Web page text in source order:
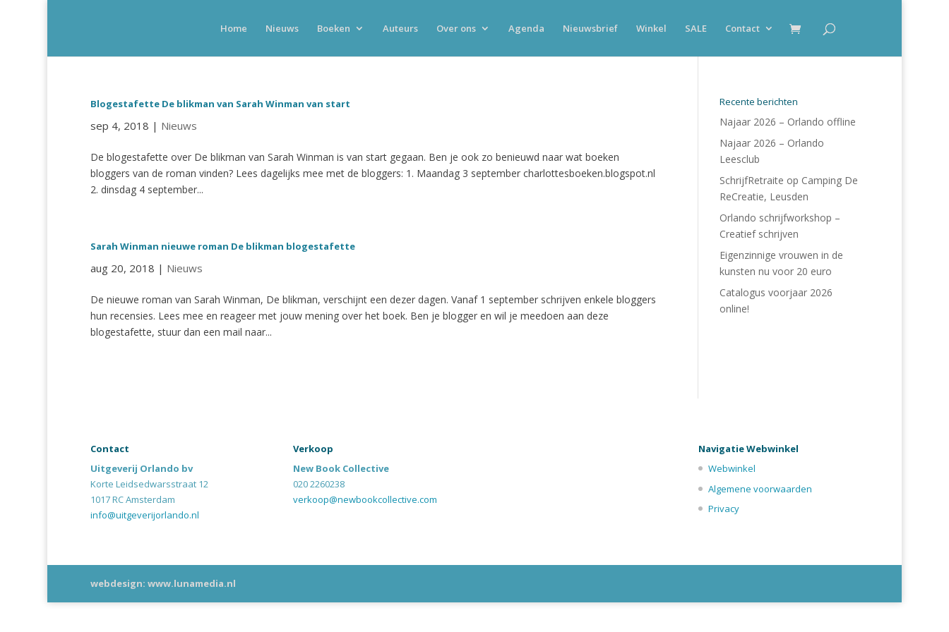
Home Nieuws Boeken Auteurs Over ons Agenda Nieuwsbrief Winkel SALE Contact
Blogestafette De blikman van Sarah Winman van start
sep 4, 2018 | Nieuws
De blogestafette over De blikman van Sarah Winman is van start gegaan. Ben je ook zo benieuwd naar wat boeken
bloggers van de roman vinden? Lees dagelijks mee met de bloggers: 1. Maandag 3 september charlottesboeken.blogspot.nl
2. dinsdag 4 september...
Sarah Winman nieuwe roman De blikman blogestafette
aug 20, 2018 | Nieuws
De nieuwe roman van Sarah Winman, De blikman, verschijnt een dezer dagen. Vanaf 1 september schrijven enkele bloggers
hun recensies. Lees mee en reageer met jouw mening over het boek. Ben je blogger en wil je meedoen aan deze
blogestafette, stuur dan een mail naar...
Recente berichten
Najaar 2026 – Orlando offline
Najaar 2026 – Orlando
Leesclub
SchrijfRetraite op Camping De
ReCreatie, Leusden
Orlando schrijfworkshop –
Creatief schrijven
Eigenzinnige vrouwen in de
kunsten nu voor 20 euro
Catalogus voorjaar 2026
online!
Contact
Uitgeverij Orlando bv
Korte Leidsedwarsstraat 12
1017 RC Amsterdam
info@uitgeverijorlando.nl
Verkoop
New Book Collective
020 2260238
verkoop@newbookcollective.com
Navigatie Webwinkel
Webwinkel
Algemene voorwaarden
Privacy
webdesign: www.lunamedia.nl